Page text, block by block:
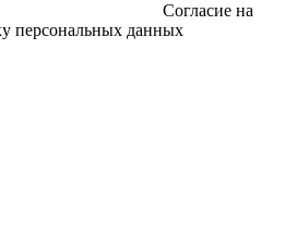
Согласие на
персональных данных